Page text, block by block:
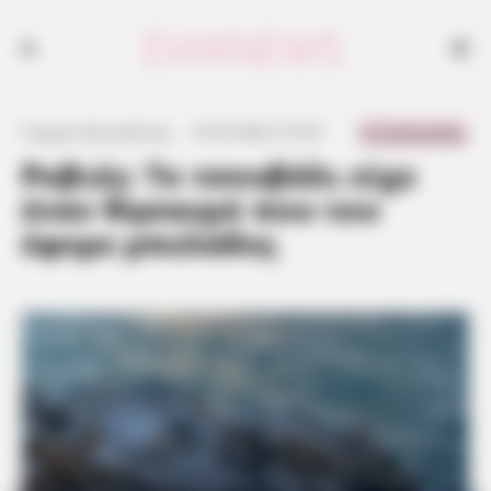
Ροβιές: Το τσουβάλι είχε
έναν θησαυρό που του
έφερε μπελάδες